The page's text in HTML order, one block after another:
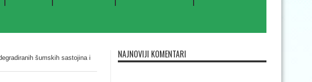
šumskih sastojina i
NAJNOVIJI KOMENTARI